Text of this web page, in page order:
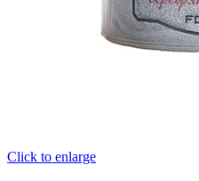
Click to enlarge